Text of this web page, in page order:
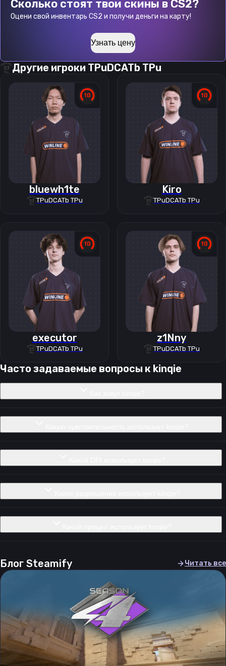
Сколько стоят твои скины в CS2?
Оцени свой инвентарь CS2 и получи деньги на карту!
Узнать цену
Другие игроки TPuDCATb TPu
bluewh1te
TPuDCATb TPu
Kiro
TPuDCATb TPu
executor
TPuDCATb TPu
z1Nny
TPuDCATb TPu
Часто задаваемые вопросы к kinqie
Блог Steamify Читать все